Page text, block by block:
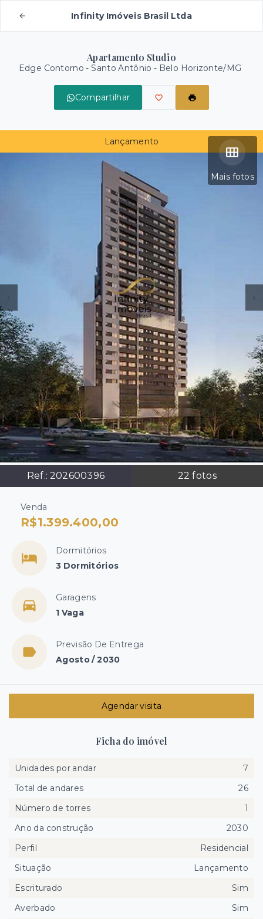
Infinity Imóveis Brasil Ltda
Apartamento Studio
Edge Contorno -Santo Antônio - Belo Horizonte/MG
Compartilhar
Mais fotos
Ref.: 202600396 22 fotos
Lançamento
Venda
R$1.399.400,00
Dormitórios
3 Dormitórios
Garagens
1 Vaga
Previsão De Entrega
Agosto / 2030
Agendar visita
Ficha do imóvel
Unidades por andar
7
Total de andares
26
Número de torres
1
Ano da construção
2030
Perfil
Residencial
Situação
Lançamento
Escriturado
Sim
Averbado
Sim